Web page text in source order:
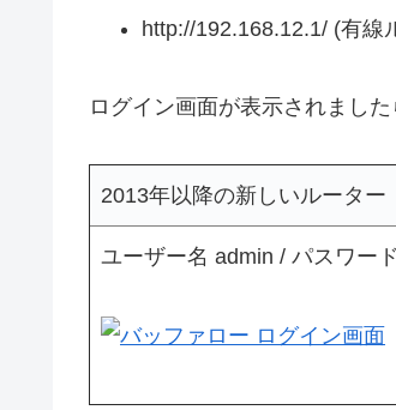
http://192.168.12.1/ (有線
ログイン画面が表示されまし
2013年以降の新しいルーター
ユーザー名 admin / パスワー